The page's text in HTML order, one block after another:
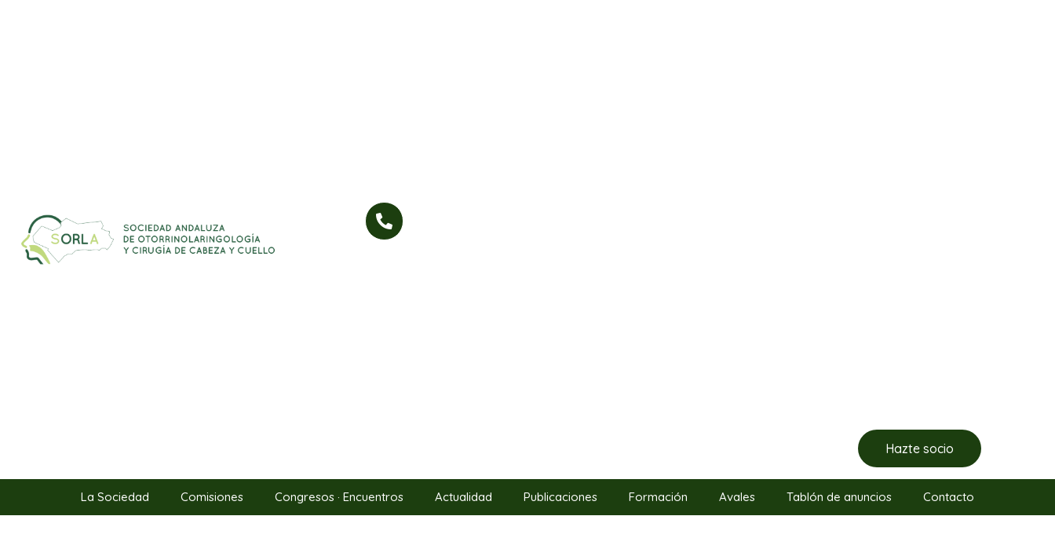
Hazte socio
La Sociedad Comisiones Congresos · Encuentros Actualidad Publicaciones Formación Avales Tablón de anuncios Contacto